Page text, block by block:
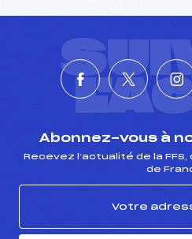
Abonnez-vous à
Recevez l’actualité de la
de